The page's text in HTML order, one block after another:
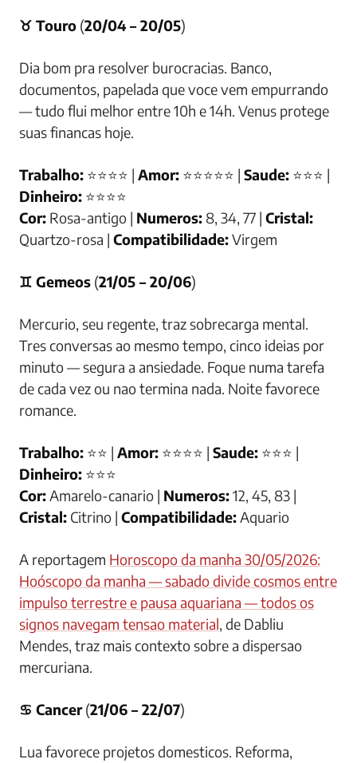
♉ Touro (20/04 – 20/05)
Dia bom pra resolver burocracias. Banco,
documentos, papelada que voce vem empurrando
— tudo flui melhor entre 10h e 14h. Venus protege
suas financas hoje.
Trabalho: ⭐⭐⭐⭐ | Amor: ⭐⭐⭐⭐⭐ | Saude: ⭐⭐⭐ |
Dinheiro: ⭐⭐⭐⭐
Cor: Rosa-antigo | Numeros: 8, 34, 77 | Cristal:
Quartzo-rosa | Compatibilidade:Virgem
♊ Gemeos (21/05 – 20/06)
Mercurio, seu regente, traz sobrecarga mental.
Tres conversas ao mesmo tempo, cinco ideias por
minuto — segura a ansiedade. Foque numa tarefa
de cada vez ou nao termina nada. Noite favorece
romance.
Trabalho: ⭐⭐ | Amor: ⭐⭐⭐⭐ | Saude: ⭐⭐⭐ |
Dinheiro: ⭐⭐⭐
Cor:Amarelo-canario | Numeros:12, 45, 83 |
Cristal: Citrino | Compatibilidade:Aquario
A reportagem Horoscopo da manha 30/05/2026:
Hoóscopo da manha — sabado divide cosmos entre
impulso terrestre e pausa aquariana — todos os
signos navegam tensao material, de Dabliu
Mendes, traz mais contexto sobre a dispersao
mercuriana.
♋ Cancer(21/06 – 22/07)
Lua favorece projetos domesticos. Reforma,